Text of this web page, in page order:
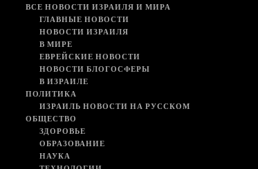
ВСЕ НОВОСТИ ИЗРАИЛЯ И МИРА
ГЛАВНЫЕ НОВОСТИ
НОВОСТИ ИЗРАИЛЯ
В МИРЕ
ЕВРЕЙСКИЕ НОВОСТИ
НОВОСТИ БЛОГОСФЕРЫ
В ИЗРАИЛЕ
ПОЛИТИКА
ИЗРАИЛЬ НОВОСТИ НА РУССКОМ
ОБЩЕСТВО
ЗДОРОВЬЕ
ОБРАЗОВАНИЕ
НАУКА